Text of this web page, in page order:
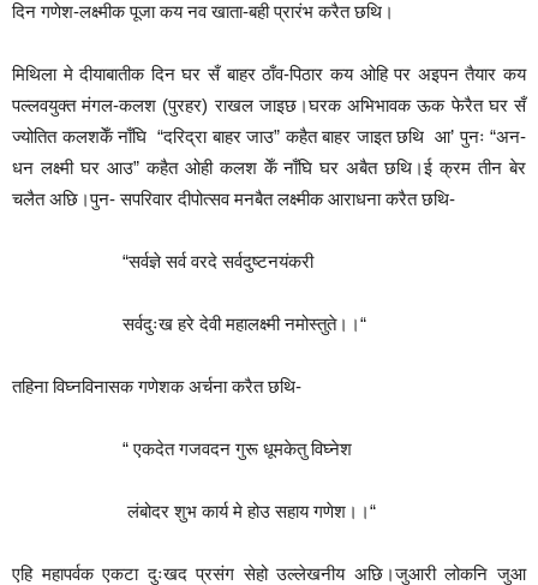
दिन गणेश-लक्ष्मीक पूजा कय नव खाता-बही प्रारंभ करैत छथि।
मिथिला मे दीयाबातीक दिन घर सँ बाहर ठाँव-पिठार कय ओहि पर अइपन तैयार कय
पल्लवयुक्त मंगल-कलश (पुरहर) राखल जाइछ।घरक अभिभावक ऊक फेरैत घर सँ
ज्योतित कलशकेँ नाँघि “दरिद्रा बाहर जाउ” कहैत बाहर जाइत छथि आ’ पुनः “अन-
धन लक्ष्मी घर आउ” कहैत ओही कलश केँ नाँघि घर अबैत छथि।ई क्रम तीन बेर
चलैत अछि।पुन- सपरिवार दीपोत्सव मनबैत लक्ष्मीक आराधना करैत छथि-
“सर्वज्ञे सर्व वरदे सर्वदुष्टनयंकरी
सर्वदुःख हरे देवी महालक्ष्मी नमोस्तुते।।“
तहिना विघ्नविनासक गणेशक अर्चना करैत छथि-
“ एकदेत गजवदन गुरू धूमकेतु विघ्नेश
लंबोदर शुभ कार्य मे होउ सहाय गणेश।।“
एहि महापर्वक एकटा दुःखद प्रसंग सेहो उल्लेखनीय अछि।जुआरी लोकनि जुआ